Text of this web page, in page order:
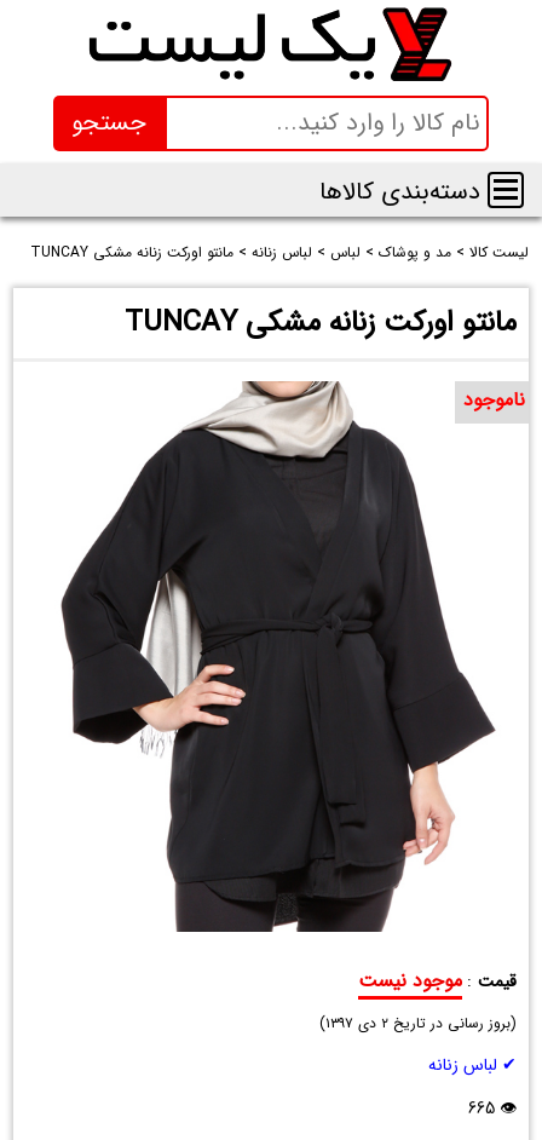
جستجو
دسته‌بندی کالاها
لیست کالا >مد و پوشاک > لباس > لباس زنانه >مانتو اورکت زنانه مشکی TUNCAY
مانتو اورکت زنانه مشکی TUNCAY
ناموجود
قیمت
مانتو
اورکت
زنانه
مشکی
TUNCAY
: موجود نیست
(بروز رسانی در تاریخ۲ دی ۱۳۹۷ )
✔ لباس زنانه
👁 665